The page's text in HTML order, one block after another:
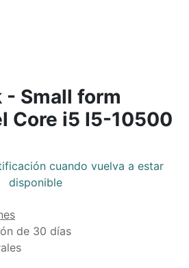
- Small form
Core i5 I5-10500
cuando vuelva a estar
disponible
de 30 días